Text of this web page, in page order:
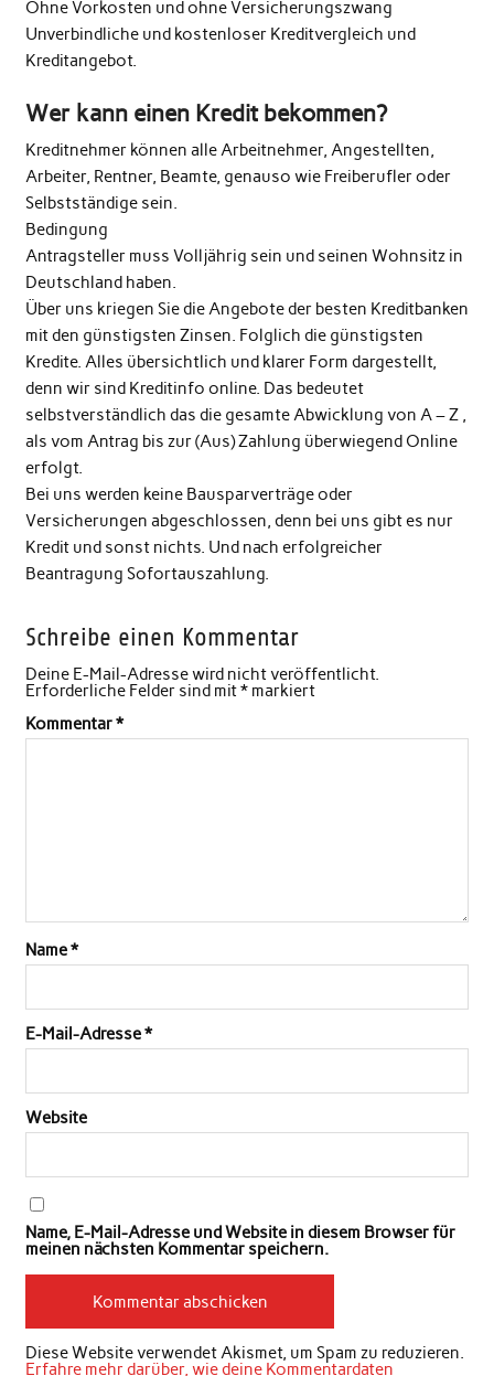
Ohne Vorkosten und ohne Versicherungszwang
Unverbindliche und kostenloser Kreditvergleich und
Kreditangebot.
Wer kann einen Kredit bekommen?
Kreditnehmer können alle Arbeitnehmer, Angestellten,
Arbeiter, Rentner, Beamte, genauso wie Freiberufler oder
Selbstständige sein.
Bedingung
Antragsteller muss Volljährig sein und seinen Wohnsitz in
Deutschland haben.
Über uns kriegen Sie die Angebote der besten Kreditbanken
mit den günstigsten Zinsen. Folglich die günstigsten
Kredite. Alles übersichtlich und klarer Form dargestellt,
denn wir sind Kreditinfo online. Das bedeutet
selbstverständlich das die gesamte Abwicklung von A – Z ,
als vom Antrag bis zur (Aus) Zahlung überwiegend Online
erfolgt.
Bei uns werden keine Bausparverträge oder
Versicherungen abgeschlossen, denn bei uns gibt es nur
Kredit und sonst nichts. Und nach erfolgreicher
Beantragung Sofortauszahlung.
Schreibe einen Kommentar
Deine E-Mail-Adresse wird nicht veröffentlicht.
Erforderliche Felder sind mit*markiert
Kommentar*
Name*
E-Mail-Adresse*
Website
Name, E-Mail-Adresse und Website in diesem Browser für
meinen nächsten Kommentar speichern.
Diese Website verwendet Akismet, um Spam zu reduzieren.
Erfahre mehr darüber, wie deine Kommentardaten